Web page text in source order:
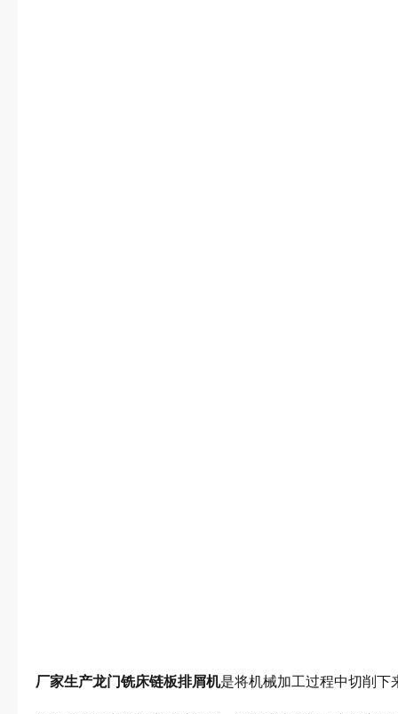
厂家生产龙门铣床链板排屑机是将机械加工过程中切削下